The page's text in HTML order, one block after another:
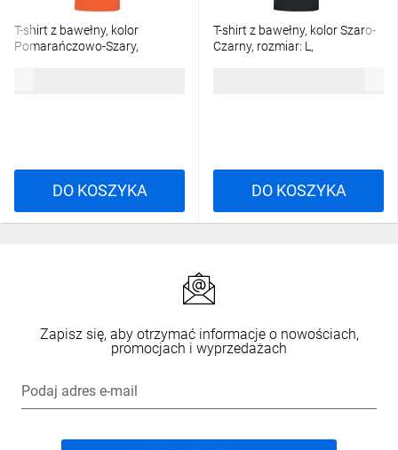
T-shirt z bawełny, kolor
Pomarańczowo-Szary,
DO KOSZYKA
T-shirt z bawełny, kolor Szaro-
Czarny, rozmiar: L,
DO KOSZYKA
Zapisz się, aby otrzymać informacje o nowościach,
promocjach i wyprzedażach
Podaj adres e-mail